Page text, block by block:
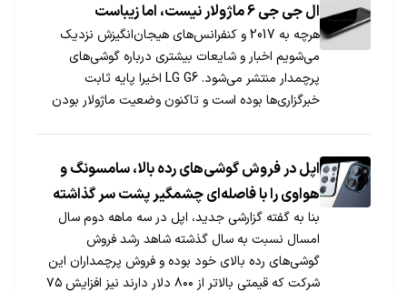
ال جی جی 6 ماژولار نیست، اما زیباست
هرچه به 2017 و کنفرانس‌های هیجان‌انگیزش نزدیک
می‌شویم اخبار و شایعات بیشتری درباره گوشی‌های
پرچمدار منتشر می‌شود. LG G6 اخیرا پایه ثابت
خبرگزاری‌ها بوده است و تاکنون وضعیت ماژولار بودن
نیست.
اپل در فروش گوشی‌های رده بالا، سامسونگ و
هواوی را با فاصله‌ای چشمگیر پشت سر گذاشته
است
بنا به گفته گزارشی جدید، اپل در سه ماهه دوم سال
امسال نسبت به سال گذشته شاهد رشد فروش
گوشی‌های رده بالای خود بوده و فروش پرچمداران این
شرکت که قیمتی بالاتر از ۸۰۰ دلار دارند نیز افزایش ۷۵